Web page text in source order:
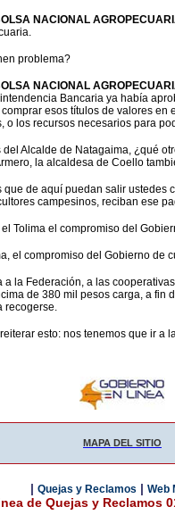
NACIONAL
problema?
NACIONAL
Bancaria ya había
esos títulos de valores
o los recursos necesarios para
del Alcalde de Natagaima, ¿qué
la alcaldesa de Coello
que de aquí puedan salir ustedes
campesinos, reciban ese
Tolima el compromiso del
el compromiso del Gobierno de
a la Federación, a las
de 380 mil pesos carga, a
recogerse.
esto: nos tenemos que ir a
MAPA DEL SITIO
| Quejas y Reclamos | Web
de Quejas y Reclamos